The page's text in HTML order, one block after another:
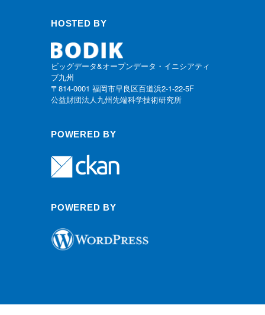
HOSTED BY
ビッグデータ&オープンデータ・イニシアティ
ブ九州
〒814-0001 福岡市早良区百道浜2-1-22-5F
公益財団法人九州先端科学技術研究所
POWERED BY
POWERED BY